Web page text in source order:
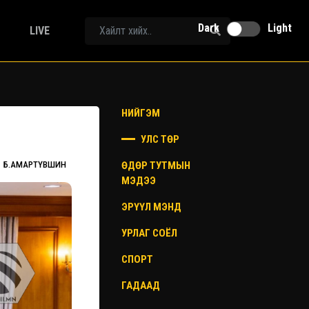
LIVE Dark Light
Б.АМАРТҮВШИН
НИЙГЭМ
УЛС ТӨР
ӨДӨР ТУТМЫН
МЭДЭЭ
ЭРҮҮЛ МЭНД
УРЛАГ СОЁЛ
СПОРТ
ГАДААД